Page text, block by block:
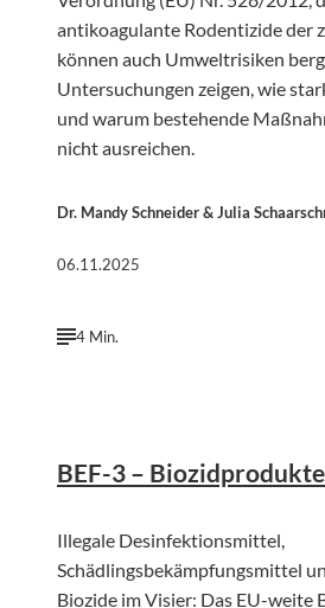
antikoagulante Rodentizide der
können auch Umweltrisiken
Untersuchungen zeigen, wie
und warum bestehende
nicht ausreichen.
Dr. Mandy Schneider & Julia
06.11.2025
4 Min.
BEF-3 –
Illegale Desinfektionsmittel,
Schädlingsbekämpfungsmittel
Biozide im Visier: Das EU-weite